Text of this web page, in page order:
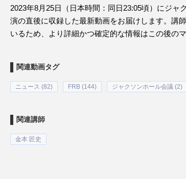
2023年8月25日（日本時間：同日23:05頃）にジャ
演の直後に収録した最新動画をお届けします。講
いるため、より詳細かつ確定的な情報はこの後の
関連動画タグ
ニュース (82) FRB (144) ジャクソンホール会議 (2)
関連講師
金本 匠史